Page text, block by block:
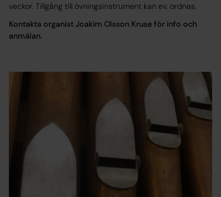
veckor. Tillgång till övningsinstrument kan ev. ordnas.
Kontakta organist Joakim Olsson Kruse för info och
anmälan.